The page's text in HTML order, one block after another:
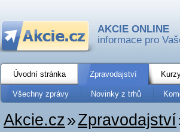
AKCIE ONLINE
informace pro
Úvodní stránka Zpravodajství
Všechny zprávy Novinky z trhů
Akcie.cz»Zpravodajství